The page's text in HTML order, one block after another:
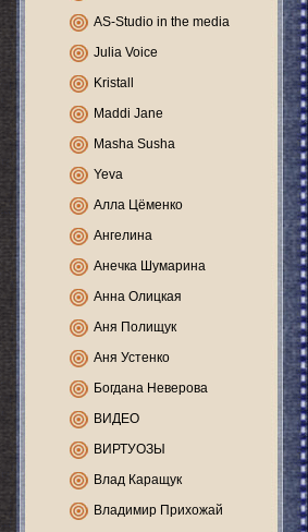
AS-Studio in the media
Julia Voice
Kristall
Maddi Jane
Masha Susha
Yeva
Алла Цёменко
Ангелина
Анечка Шумарина
Анна Олицкая
Аня Полищук
Аня Устенко
Богдана Неверова
ВИДЕО
ВИРТУОЗЫ
Влад Каращук
Владимир Прихожай